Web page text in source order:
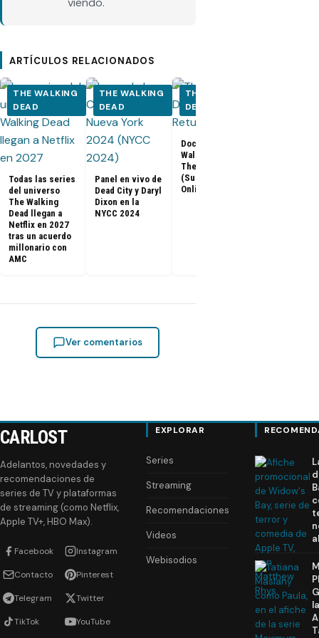
ARTÍCULOS RELACIONADOS
THE WALKING
DEAD
Todas las series
del universo
The Walking
Dead llegan a
Netflix en 2027
tras un acuerdo
millonario con
AMC
THE WALKING
DEAD
Panel en vivo de
Dead City y Daryl
Dixon en la
NYCC 2024
THE WALKING
DEAD
Documental The
Walking Dead:
The Return
(Subtitulado
Online)
Ver comentarios
CARLOST
Adelantos, novedades y
recomendaciones de
series de TV y plataformas
de streaming (como Netflix,
Apple TV+, HBO Max).
Facebook Instagram
Contacto Pinterest
Telegram Twitter
TikTok YouTube
EXPLORAR
Series
Streaming
Recomendaciones
Videos
Webisodios